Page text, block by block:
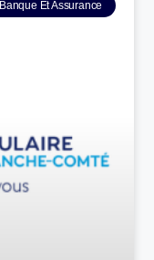
Banque Et Assurance